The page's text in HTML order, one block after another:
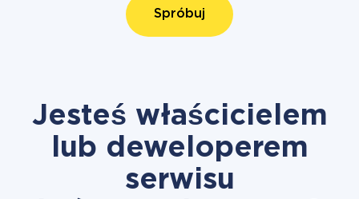
Spróbuj
Jesteś właścicielem
lub deweloperem
serwisu